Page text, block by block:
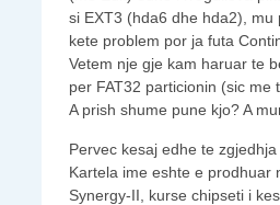
si EXT3 (hda6 dhe hda2),
kete problem por ja futa
Vetem nje gje kam haruar te
per FAT32 particionin (sic
A prish shume pune kjo? A
Pervec kesaj edhe te
Kartela ime eshte e prodhuar
Synergy-II, kurse chipseti i